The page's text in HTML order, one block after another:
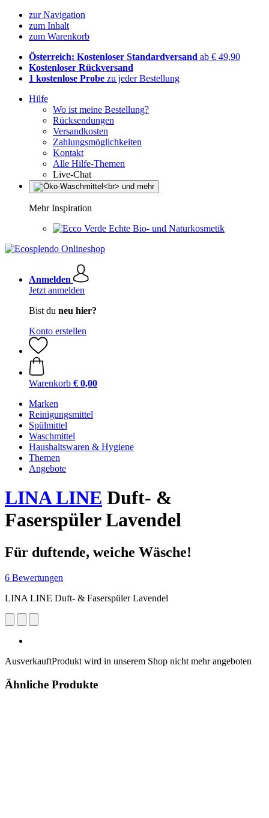
zur Navigation
zum Inhalt
zum Warenkorb
Österreich: Kostenloser Standardversand ab € 49,90
Kostenloser Rückversand
1 kostenlose Probe zu jeder Bestellung
Hilfe
Wo ist meine Bestellung?
Rücksendungen
Versandkosten
Zahlungsmöglichkeiten
Kontakt
Alle Hilfe-Themen
Live-Chat
Mehr Inspiration
Echte Bio- und Naturkosmetik
Anmelden
Jetzt anmelden
Bist du neu hier?
Konto erstellen
Warenkorb € 0,00
Marken
Reinigungsmittel
Spülmittel
Waschmittel
Haushaltswaren & Hygiene
Themen
Angebote
LINA LINE Duft- &
Faserspüler Lavendel
Für duftende, weiche Wäsche!
6 Bewertungen
LINA LINE Duft- & Faserspüler Lavendel
AusverkauftProdukt wird in unserem Shop nicht mehr angeboten
Ähnliche Produkte